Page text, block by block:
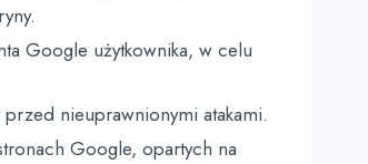
Google użytkownika, w celu
nieuprawnionymi atakami.
Google, opartych na